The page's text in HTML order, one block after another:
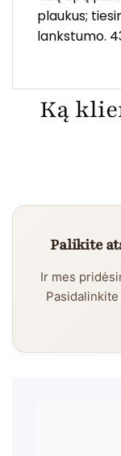
plaukus;
lankstumo.
Ką
Palikite
Ir mes